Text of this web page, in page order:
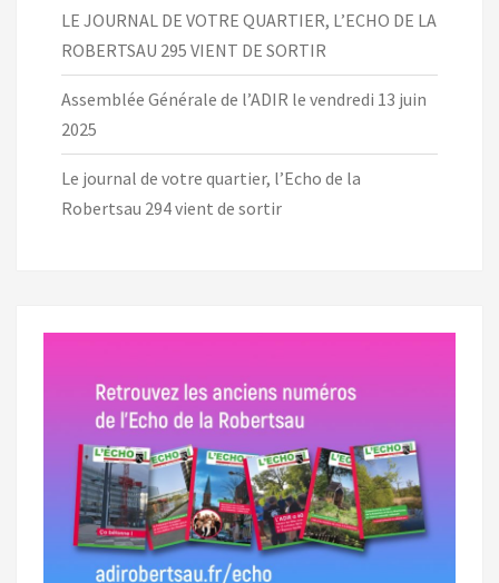
LE JOURNAL DE VOTRE QUARTIER, L’ECHO DE LA
ROBERTSAU 295 VIENT DE SORTIR
Assemblée Générale de l’ADIR le vendredi 13 juin
2025
Le journal de votre quartier, l’Echo de la
Robertsau 294 vient de sortir